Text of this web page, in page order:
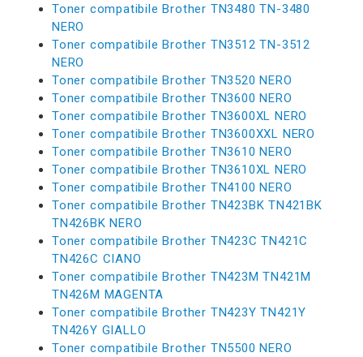
Toner compatibile Brother TN3480 TN-3480
NERO
Toner compatibile Brother TN3512 TN-3512
NERO
Toner compatibile Brother TN3520 NERO
Toner compatibile Brother TN3600 NERO
Toner compatibile Brother TN3600XL NERO
Toner compatibile Brother TN3600XXL NERO
Toner compatibile Brother TN3610 NERO
Toner compatibile Brother TN3610XL NERO
Toner compatibile Brother TN4100 NERO
Toner compatibile Brother TN423BK TN421BK
TN426BK NERO
Toner compatibile Brother TN423C TN421C
TN426C CIANO
Toner compatibile Brother TN423M TN421M
TN426M MAGENTA
Toner compatibile Brother TN423Y TN421Y
TN426Y GIALLO
Toner compatibile Brother TN5500 NERO